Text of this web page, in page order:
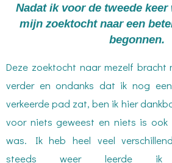
Nadat ik voor de tweede
mijn zoektocht naar een
begonnen.
Deze zoektocht naar mezelf bracht
verder en ondanks dat ik nog
verkeerde pad zat, ben ik hier
voor niets geweest en niets is ook
was. Ik heb heel veel
steeds weer leerde ik